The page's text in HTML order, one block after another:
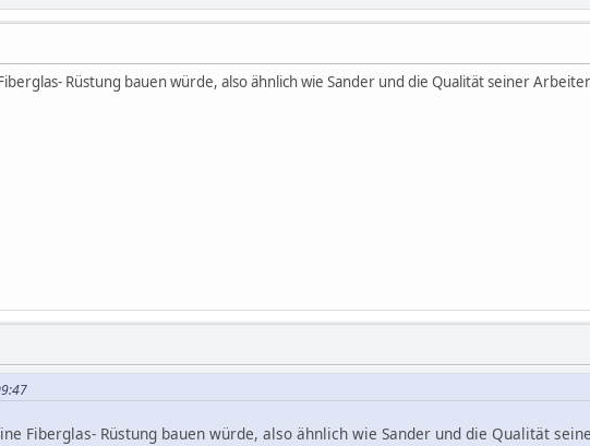
Rüstung bauen würde, also ähnlich wie Sander und die Qualität seiner
Fiberglas- Rüstung bauen würde, also ähnlich wie Sander und die Qualität